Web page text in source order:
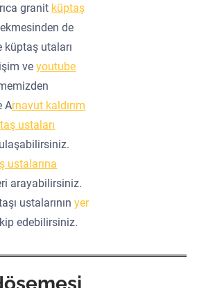
granit küptaş
de
utaları
veyoutube
Arnavut kaldırım
ustaları
ustalarına
arayabilirsiniz.
ustalarının yer
edebilirsiniz.